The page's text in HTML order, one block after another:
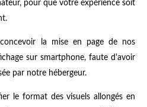
pour que votre expérience soit
la mise en page de nos
sur smartphone, faute d'avoir
par notre hébergeur.
le format des visuels allongés en